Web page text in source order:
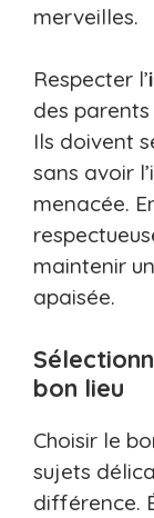
merveilles.
Respecter l’
des
Ils doivent
sans avoir
menacée.
maintenir
apaisée.
bon lieu
Choisir le
sujets
différence.